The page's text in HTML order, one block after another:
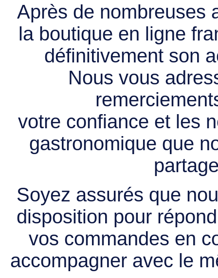
Après de nombreuses
la boutique en ligne
définitivement son
Nous vous
votre confiance et les
gastronomique que
Soyez assurés que
disposition pour
vos commandes en
accompagner avec le